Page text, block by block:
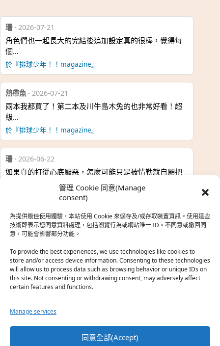
管理 Cookie 同意(Manage
consent)
為提供最佳使用體驗，本站使用 Cookie 來儲存及/或存取裝置資訊。使用這些
技術即表示您同意資料處理，包括瀏覽行為或網站唯一 ID。不同意或撤回同
意，可能會影響部分功能。
To provide the best experiences, we use technologies like cookies to
store and/or access device information. Consenting to these technologies
will allow us to process data such as browsing behavior or unique IDs on
this site. Not consenting or withdrawing consent, may adversely affect
certain features and functions.
Manage services
同意全部(Accept)
珊· 2026-07-21
角色們也一起長大的完結後追加設定真的很棒，覺得每
個…
於『排球少年！！magazine』
熱帶魚 · 2026-07-21
兩本我都買了！第二本及川牛島木兔的也非常好看！超
級…
於『排球少年！！magazine』
珊· 2026-06-22
如果真的打從心底厭惡，怎麼可能只是被情勒就自願把
熱帶魚·2026-06-22
之前看到網路上有人說灰二自私情勒大家陪他圓夢，但
真…
於『強風吹拂』
珊·2026-06-18
第…
於『白領羽球部』